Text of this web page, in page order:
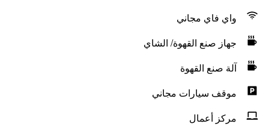
واي فاي مجاني
جهاز صنع القهوة/ الشاي
آلة صنع القهوة
موقف سيارات مجاني
مركز أعمال